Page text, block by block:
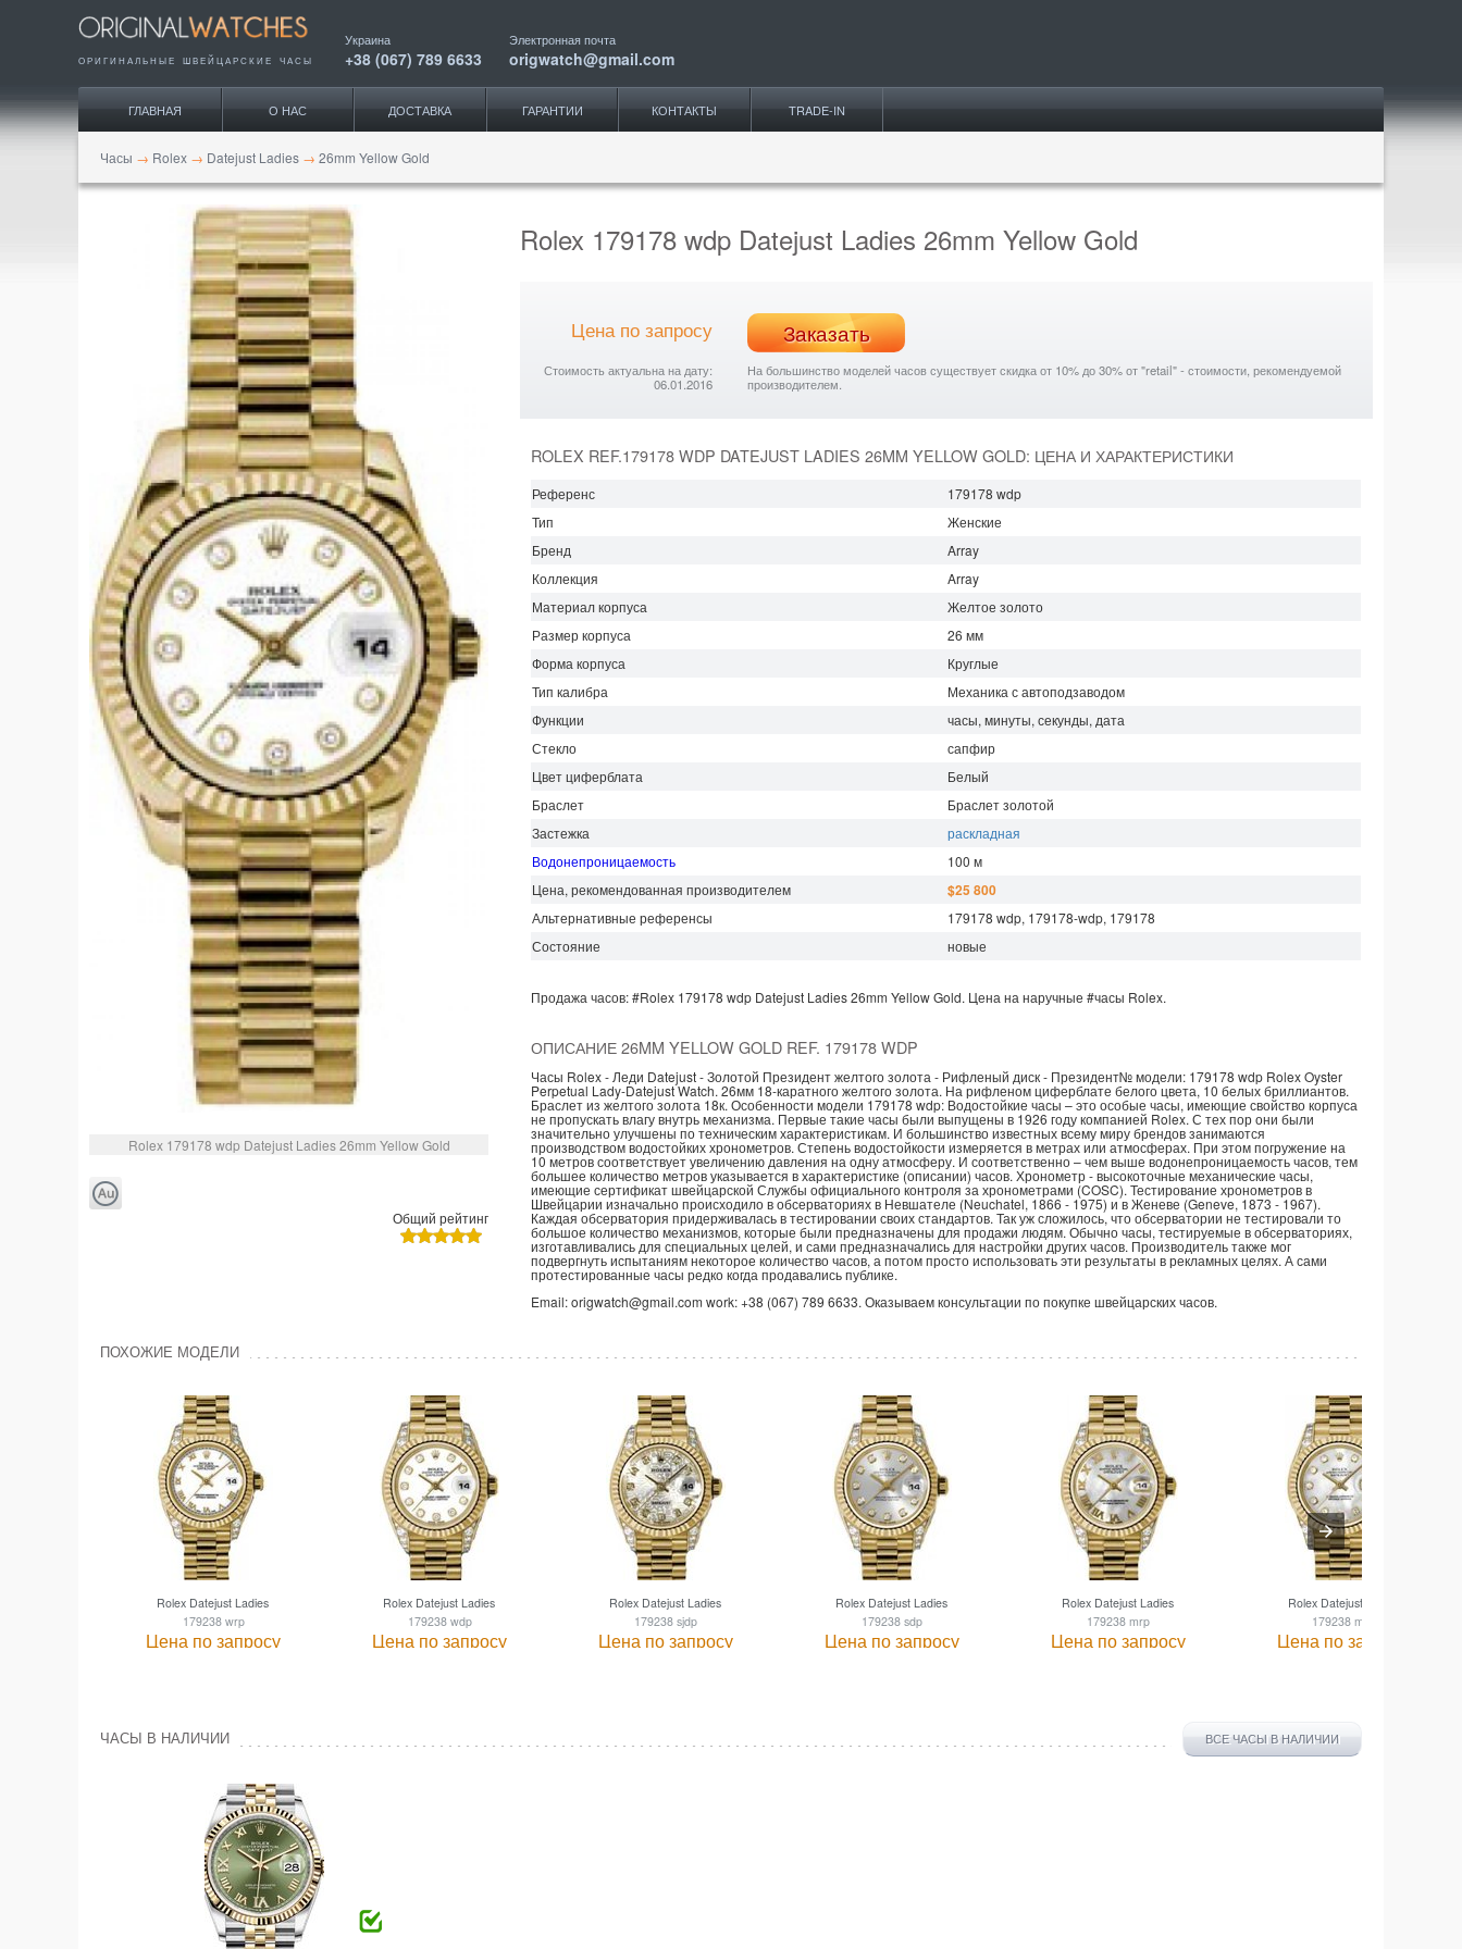
ОРИГИНАЛЬНЫЕ ШВЕЙЦАРСКИЕ ЧАСЫ
Украина
+38 (067) 789 6633
Электронная почта
origwatch@gmail.com
ГЛАВНАЯ О НАС ДОСТАВКА ГАРАНТИИ КОНТАКТЫ TRADE-IN
Часы → Rolex → Datejust Ladies → 26mm Yellow Gold
Rolex 179178 wdp Datejust Ladies 26mm Yellow Gold
Общий рейтинг
Rolex 179178 wdp Datejust Ladies 26mm Yellow Gold
Цена по запросу Заказать
Стоимость актуальна на дату:
06.01.2016
На большинство моделей часов существует скидка от 10% до 30% от "retail" - стоимости, рекомендуемой
производителем.
ROLEX REF.179178 WDP DATEJUST LADIES 26MM YELLOW GOLD: ЦЕНА И ХАРАКТЕРИСТИКИ
Референс
179178 wdp
Тип
Женские
Бренд
Array
Коллекция
Array
Материал корпуса
Желтое золото
Размер корпуса
26 мм
Форма корпуса
Круглые
Тип калибра
Механика с автоподзаводом
Функции
часы, минуты, секунды, дата
Стекло
сапфир
Цвет циферблата
Белый
Браслет
Браслет золотой
Застежка
раскладная
Водонепроницаемость
100 м
Цена, рекомендованная производителем
$25 800
Альтернативные референсы
179178 wdp, 179178-wdp, 179178
Состояние
новые
Продажа часов:#Rolex 179178 wdp Datejust Ladies26mm Yellow Gold. Цена на наручные #часы Rolex.
ОПИСАНИЕ 26MM YELLOW GOLD REF. 179178 WDP
Часы Rolex - Леди Datejust - Золотой Президент желтого золота - Рифленый диск - Президент№ модели: 179178 wdp Rolex Oyster
Perpetual Lady-Datejust Watch. 26мм 18-каратного желтого золота. На рифленом циферблате белого цвета, 10 белых бриллиантов.
Браслет из желтого золота 18к. Особенности модели 179178 wdp: Водостойкие часы – это особые часы, имеющие свойство корпуса
не пропускать влагу внутрь механизма. Первые такие часы были выпущены в 1926 году компанией Rolex. С тех пор они были
значительно улучшены по техническим характеристикам. И большинство известных всему миру брендов занимаются
производством водостойких хронометров. Степень водостойкости измеряется в метрах или атмосферах. При этом погружение на
10 метров соответствует увеличению давления на одну атмосферу. И соответственно – чем выше водонепроницаемость часов, тем
большее количество метров указывается в характеристике (описании) часов. Хронометр - высокоточные механические часы,
имеющие сертификат швейцарской Службы официального контроля за хронометрами (COSC). Тестирование хронометров в
Швейцарии изначально происходило в обсерваториях в Невшателе (Neuchatel, 1866 - 1975) и в Женеве (Geneve, 1873 - 1967).
Каждая обсерватория придерживалась в тестировании своих стандартов. Так уж сложилось, что обсерватории не тестировали то
большое количество механизмов, которые были предназначены для продажи людям. Обычно часы, тестируемые в обсерваториях,
изготавливались для специальных целей, и сами предназначались для настройки других часов. Производитель также мог
подвергнуть испытаниям некоторое количество часов, а потом просто использовать эти результаты в рекламных целях. А сами
протестированные часы редко когда продавались публике.
Email: origwatch@gmail.com work: +38 (067) 789 6633. Оказываем консультации по покупке швейцарских часов.
ПОХОЖИЕ МОДЕЛИ
Rolex Datejust Ladies
179238 wrp
Цена по запросу
Rolex Datejust Ladies
179238 wdp
Цена по запросу
Rolex Datejust Ladies
179238 sjdp
Цена по запросу
Rolex Datejust Ladies
179238 sdp
Цена по запросу
Rolex Datejust Ladies
179238 mrp
Цена по запросу
Rolex Datejust Ladies
179238 mdp
Цена по запросу
ЧАСЫ В НАЛИЧИИ ВСЕ ЧАСЫ В НАЛИЧИИ